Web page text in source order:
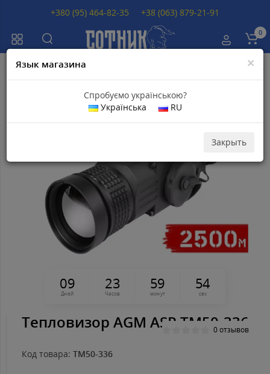
0
Тепловизор AGM ASP
×
Язык магазина
Спробуємо українською?
Українська
RU
Закрыть
09
Дней
23
Часов
59
минут
54
сек
Тепловизор AGM ASP TM50-336
0 отзывов
Код товара: TM50-336
+380 (95) 464-82-35 +38 (063) 879-21-91